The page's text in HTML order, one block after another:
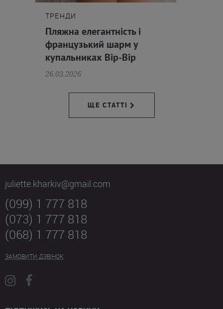
ТРЕНДИ
Пляжна елегантність і
французький шарм у
купальниках Bip-Bip
26.03.2026
ЩЕ СТАТТІ
juliette.kharkiv@gmail.com
(099) 1 777 818
(073) 1 777 818
(068) 1 777 818
ЗАМОВИТИ ДЗВІНОК